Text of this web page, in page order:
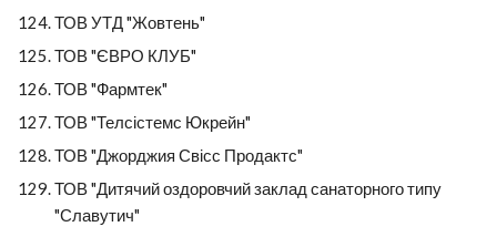
ТОВ УТД "Жовтень"
ТОВ "ЄВРО КЛУБ"
ТОВ "Фармтек"
ТОВ "Телсістемс Юкрейн"
ТОВ "Джорджия Свісс Продактс"
ТОВ "Дитячий оздоровчий заклад санаторного типу
"Славутич"